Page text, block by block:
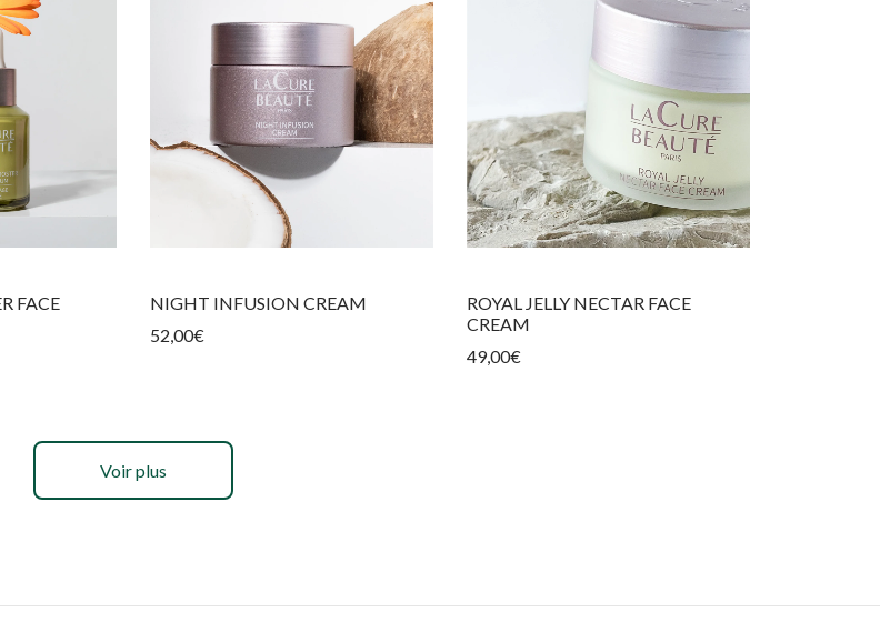
FACE
NIGHT INFUSION CREAM
52,00€
ROYAL JELLY NECTAR FACE
CREAM
49,00€
Voir plus